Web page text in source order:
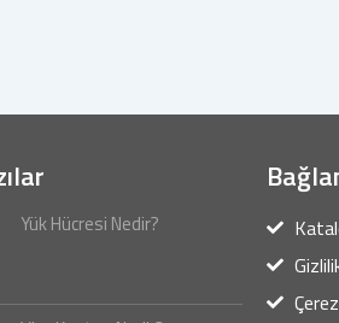
Yük Hücresi Nedir?